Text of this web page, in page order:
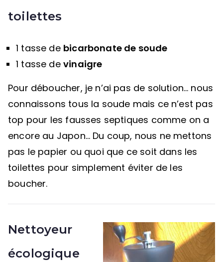
toilettes
1 tasse de bicarbonate de soude
1 tasse de vinaigre
Pour déboucher, je n’ai pas de solution… nous
connaissons tous la soude mais ce n’est pas
top pour les fausses septiques comme on a
encore au Japon… Du coup, nous ne mettons
pas le papier ou quoi que ce soit dans les
toilettes pour simplement éviter de les
boucher.
Nettoyeur
écologique